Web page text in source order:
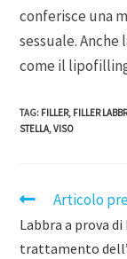
conferisce una
sessuale.
come il
TAG: FILLER, FILLER
STELLA,VISO
Articolo
Labbra a prova
trattamento